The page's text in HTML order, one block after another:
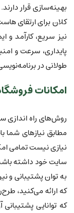
بهینه‌سازی قرار
کلان برای ارتقای
نیز سریع، کارآمد و
پایداری، سرعت و
طولانی در
امکانات
روش‌های راه اندازی
مطابق نیازهای شما
نیازی نیست تمامی
سایت خود داشته
به توان پشتیبانی و
که ارائه می‌کنید،
که توانایی